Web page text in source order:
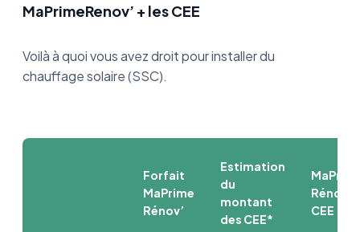
MaPrimeRenov’ + les CEE
Voilà à quoi vous avez droit pour installer du
chauffage solaire (SSC).
Forfait
MaPrime
Rénov’
Estimation
du
montant
des CEE*
Rénov’ +
CEE